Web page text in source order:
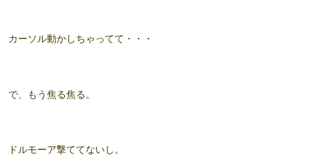
カーソル動かしちゃってて・・・
で、もう焦る焦る。
ドルモーア撃ててないし。